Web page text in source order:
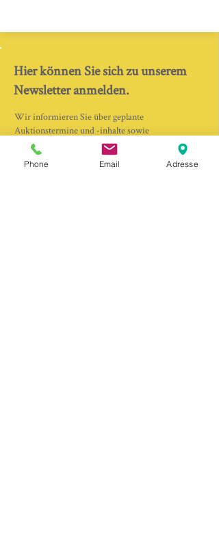
Hier können Sie sich zu unserem
Newsletter anmelden.
Wir informieren Sie über geplante
Auktionstermine und -inhalte sowie
verfügbare Kataloge, so dass Sie Ihre Gebote
rechtzeitig abgeben können.
Phone Email Adresse